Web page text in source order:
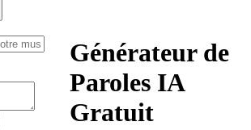
Générateur de
Paroles IA
Gratuit